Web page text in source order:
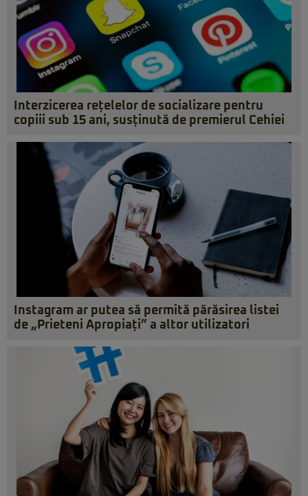
Interzicerea rețelelor de socializare pentru
copiii sub 15 ani, susținută de premierul Cehiei
Instagram ar putea să permită părăsirea listei
de „Prieteni Apropiați” a altor utilizatori